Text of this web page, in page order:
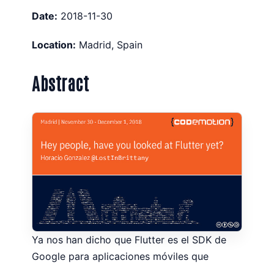
Date: 2018-11-30
Location: Madrid, Spain
Abstract
Ya nos han dicho que Flutter es el SDK de
Google para aplicaciones móviles que